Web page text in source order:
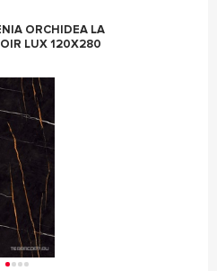
ORCHIDEA LA
LUX 120X280